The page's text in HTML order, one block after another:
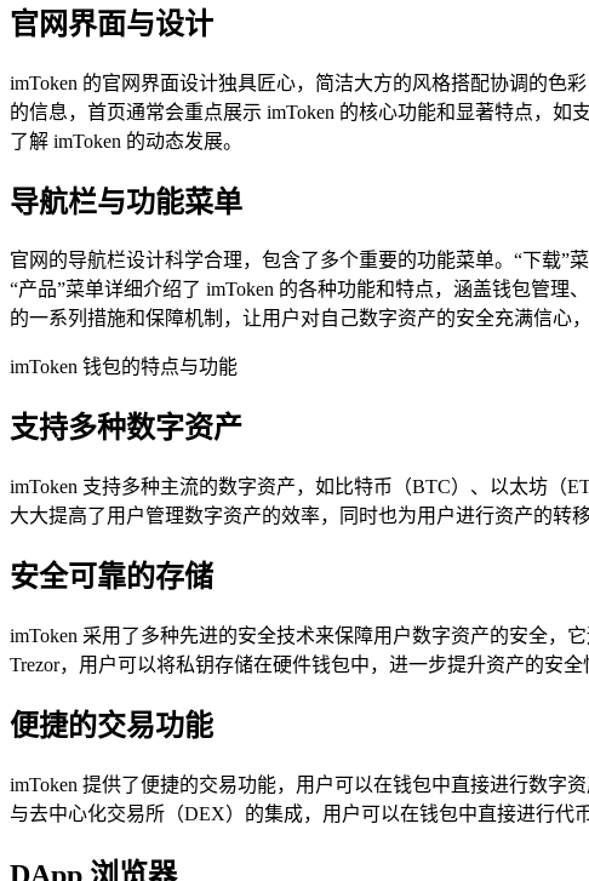
官网界面与设计
imToken 的官网界面设计独具匠心，简洁大方的风格搭配协调的色
的信息，首页通常会重点展示 imToken 的核心功能和显著特点，
了解 imToken 的动态发展。
导航栏与功能菜单
官网的导航栏设计科学合理，包含了多个重要的功能菜单。“下载”
“产品”菜单详细介绍了 imToken 的各种功能和特点，涵盖钱包管
的一系列措施和保障机制，让用户对自己数字资产的安全充满信心
imToken 钱包的特点与功能
支持多种数字资产
imToken 支持多种主流的数字资产，如比特币（BTC）、以太坊（
大大提高了用户管理数字资产的效率，同时也为用户进行资产的转
安全可靠的存储
imToken 采用了多种先进的安全技术来保障用户数字资产的安全，
Trezor，用户可以将私钥存储在硬件钱包中，进一步提升资产的安
便捷的交易功能
imToken 提供了便捷的交易功能，用户可以在钱包中直接进行数字
与去中心化交易所（DEX）的集成，用户可以在钱包中直接进行代